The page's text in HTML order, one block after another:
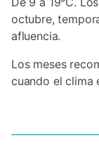
octubre,
afluencia.
Los meses
cuando el clima